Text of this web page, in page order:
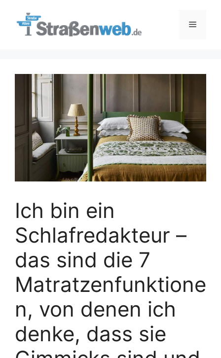
Menü
Ich bin ein
Schlafredakteur –
das sind die 7
Matratzenfunktione
n, von denen ich
denke, dass sie